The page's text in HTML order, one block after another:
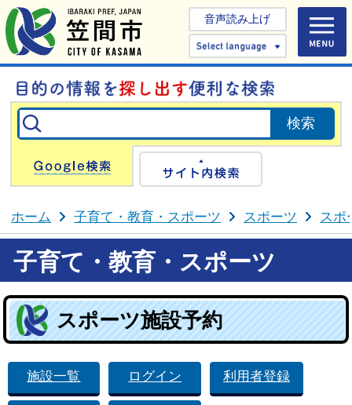
音声読み上げ
Select
Google検索
ホーム 子育て・教育・スポーツ スポーツ スポ
子育て・教育・スポーツ
スポーツ施設予約
施設一覧 ログイン 利用者登録